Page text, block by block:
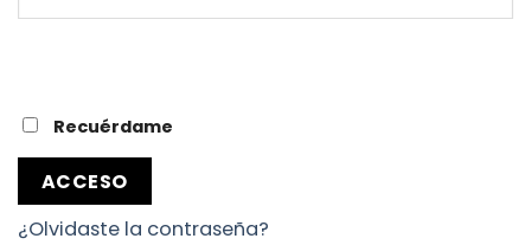
Recuérdame
ACCESO
¿Olvidaste la contraseña?